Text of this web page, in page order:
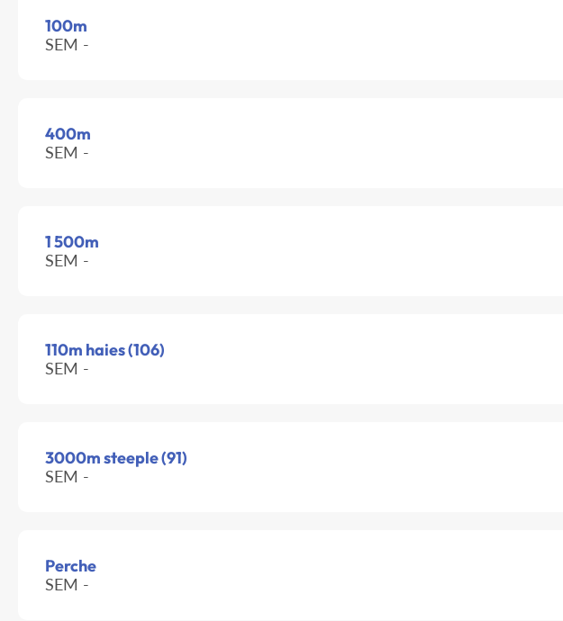
100m
SEM -
400m
SEM -
1 500m
SEM -
110m haies (106)
SEM -
3000m steeple (91)
SEM -
Perche
SEM -